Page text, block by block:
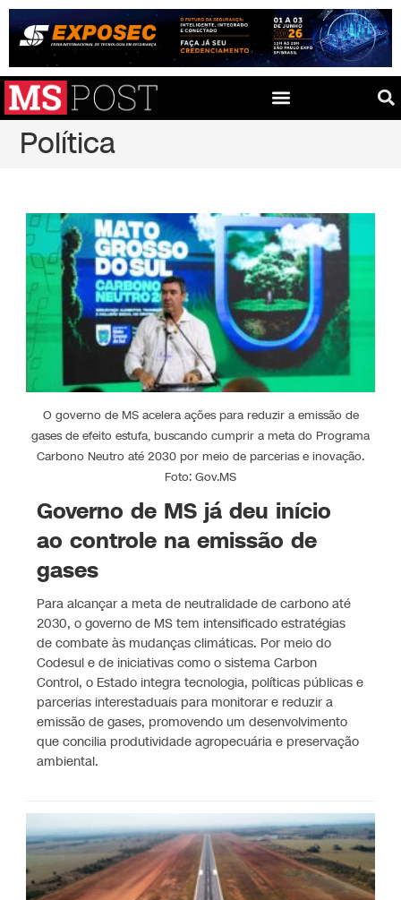
Política
O governo de MS acelera ações para reduzir a emissão de
gases de efeito estufa, buscando cumprir a meta do Programa
Carbono Neutro até 2030 por meio de parcerias e inovação.
Foto: Gov.MS
Governo de MS já deu início
ao controle na emissão de
gases
Para alcançar a meta de neutralidade de carbono até
2030, o governo de MS tem intensificado estratégias
de combate às mudanças climáticas. Por meio do
Codesul e de iniciativas como o sistema Carbon
Control, o Estado integra tecnologia, políticas públicas e
parcerias interestaduais para monitorar e reduzir a
emissão de gases, promovendo um desenvolvimento
que concilia produtividade agropecuária e preservação
ambiental.